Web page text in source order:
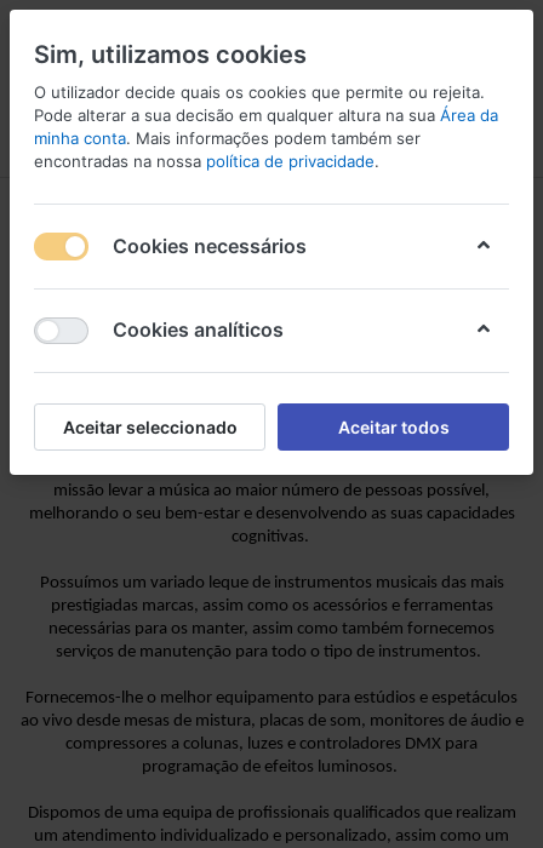
Menu Iniciar sessão Comparar Lista de Desejos
Sobre Nós - A Festa da
Música
A Festa da Música é uma empresanacional
que se dedica ao comércio
prestação de serviços como transportee afinaçãode pianos,
Somos herdeiros da experiência e conhecimento de uma família com
missão levar a música ao maior número de pessoas possível,
melhorando o seu bem-estar e desenvolvendo as suas capacidades
cognitivas.
Possuímos um variado leque de instrumentos musicais das mais
prestigiadas marcas, assim como os acessórios e ferramentas
necessárias para os manter, assim como também fornecemos
serviços de manutenção para todo o tipo de instrumentos.
Fornecemos-lhe o melhor equipamento para estúdios e espetáculos
ao vivo desde mesas de mistura, placas de som, monitores de áudio e
compressores a colunas, luzes e controladores DMX para
programação de efeitos luminosos.
Dispomos de uma equipa de profissionais qualificados que realizam
um atendimento individualizado e personalizado, assim como um
Sim, utilizamos cookies
O utilizador decide quais os cookies que permite ou rejeita.
Pode alterar a sua decisão em qualquer altura na sua Área da
minha conta. Mais informações podem também ser
encontradas na nossa política de privacidade.
Cookies necessários
Cookies analíticos
Aceitar seleccionado Aceitar todos